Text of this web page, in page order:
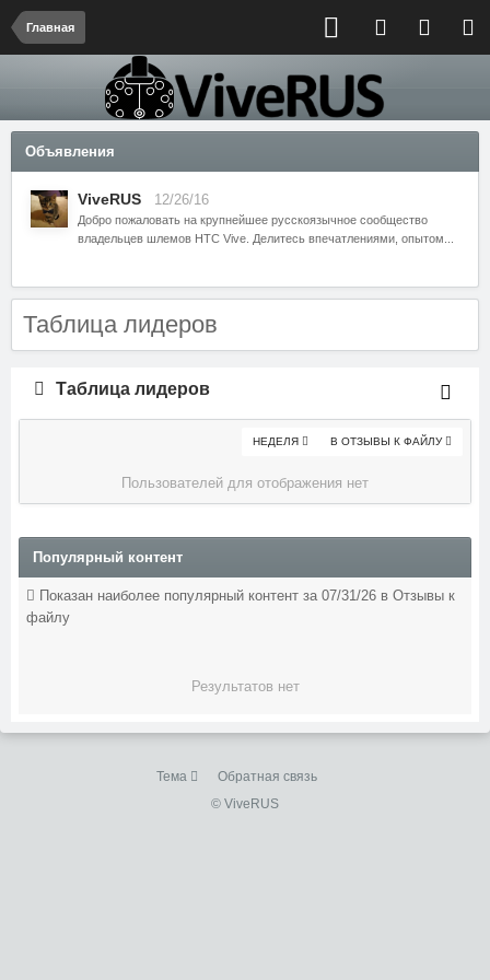
Главная
Объявления
ViveRUS 12/26/16
Добро пожаловать на крупнейшее русскоязычное сообщество
владельцев шлемов HTC Vive. Делитесь впечатлениями, опытом...
Таблица лидеров
Таблица лидеров
В ОТЗЫВЫ К ФАЙЛУ
НЕДЕЛЯ
Пользователей для отображения нет
Популярный контент
Показан наиболее популярный контент за 07/31/26 в Отзывы к
файлу
Результатов нет
Тема
Обратная связь
© ViveRUS